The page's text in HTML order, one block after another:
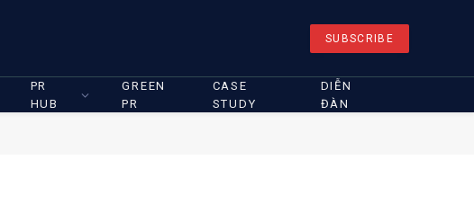
SUBSCRIBE
PR
HUB
GREEN
PR
CASE
STUDY
DIỄN
ĐÀN